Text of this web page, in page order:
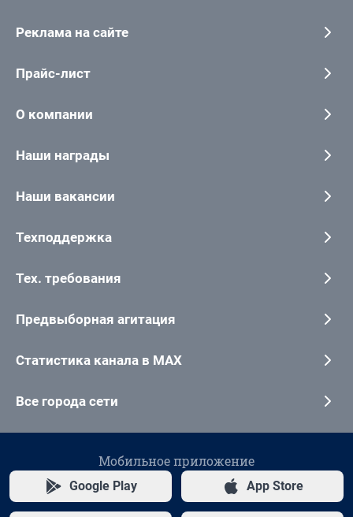
Реклама на сайте
Прайс-лист
О компании
Наши награды
Наши вакансии
Техподдержка
Тех. требования
Предвыборная агитация
Статистика канала в MAX
Все города сети
Мобильное приложение
Google Play App Store